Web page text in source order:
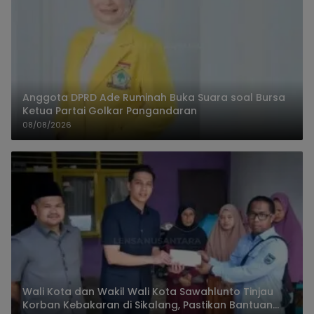
Anggota DPRD Ade Ruminah Buka Suara soal Bursa
Ketua Partai Golkar Pangandaran
08/08/2026
Wali Kota dan Wakil Wali Kota Sawahlunto Tinjau
Korban Kebakaran di Sikalang, Pastikan Bantuan